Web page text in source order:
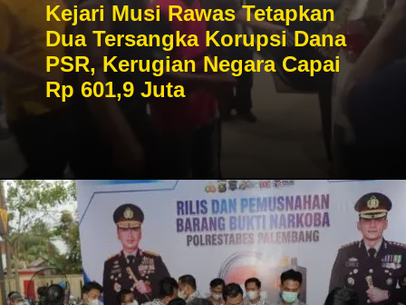
Kejari Musi Rawas Tetapkan
Dua Tersangka Korupsi Dana
PSR, Kerugian Negara Capai
Rp 601,9 Juta